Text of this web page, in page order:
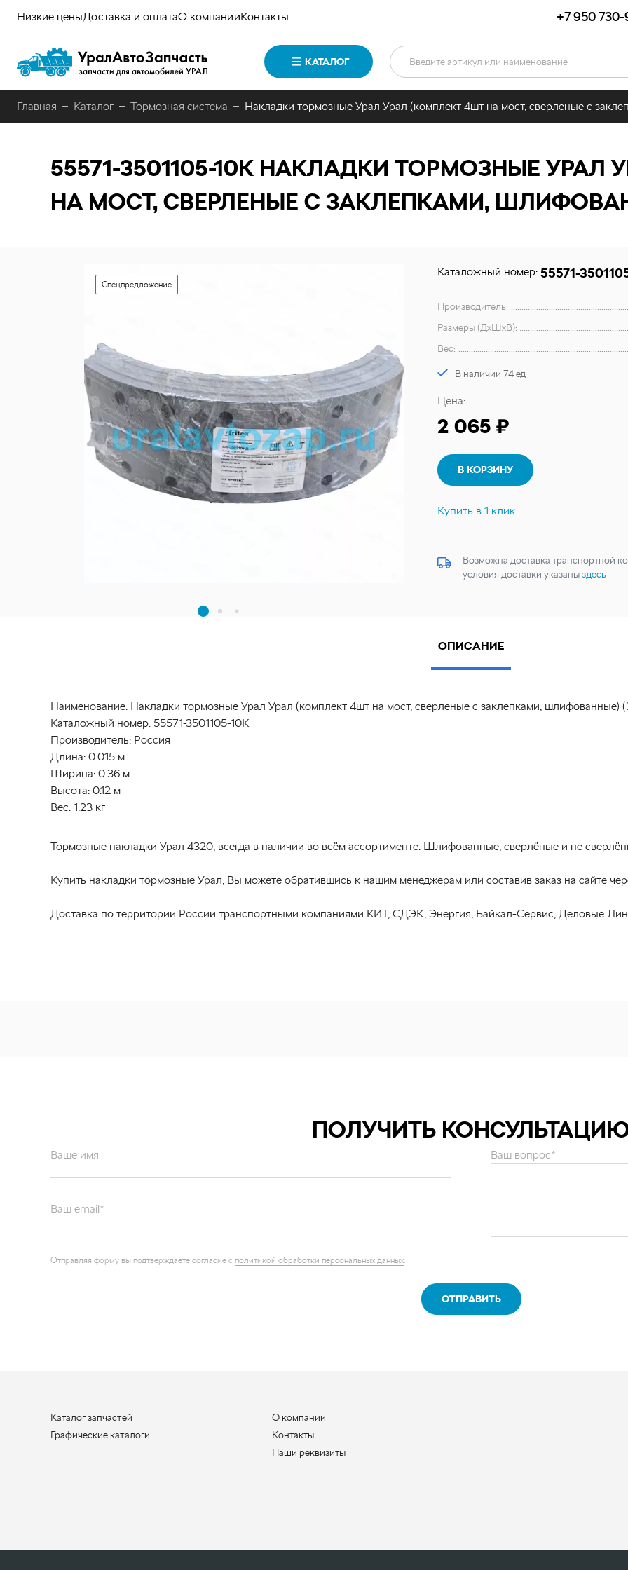
Низкие ценыДоставка и оплатаО компанииКонтакты +7 950 730-
КАТАЛОГ
Главная Каталог Тормозная система Накладки тормозные Урал Урал (комплект 4шт на мост, сверленые с
55571-3501105-10К НАКЛАДКИ ТОРМОЗНЫЕ УРАЛ
НА МОСТ, СВЕРЛЕНЫЕ С ЗАКЛЕПКАМИ,
Спецпредложение
Каталожный номер: 55571-
Производитель:
Размеры (ДхШхВ):
Вес:
В наличии 74 ед
Цена:
2 065 ₽
В КОРЗИНУ
Купить в 1 клик
Возможна доставка транспортной
условия доставки указаныздесь
ОПИСАНИЕ
Наименование: Накладки тормозные Урал Урал (комплект 4шт на мост, сверленые с заклепками, шлифованные)
Каталожный номер: 55571-3501105-10К
Производитель: Россия
Длина: 0.015 м
Ширина: 0.36 м
Высота: 0.12 м
Вес: 1.23 кг
Тормозные накладки Урал 4320, всегда в наличии во всём ассортименте. Шлифованные, сверлёные и не
Купить накладки тормозные Урал, Вы можете обратившись к нашим менеджерам или составив заказ на сайте
Доставка по территории России транспортными компаниями КИТ, СДЭК, Энергия, Байкал-Сервис, Деловые
ПОЛУЧИТЬ
Ваше имя Ваш вопрос*
Отправляя форму вы подтверждаете согласие с